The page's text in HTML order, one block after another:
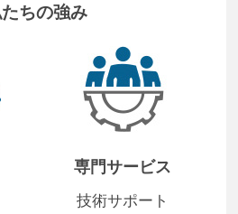
ちの強み
専門サービス
技術サポート